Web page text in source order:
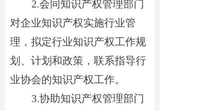
2.会同知识产权管理部门
对企业知识产权实施行业管
理，拟定行业知识产权工作规
划、计划和政策，联系指导行
业协会的知识产权工作。
3.协助知识产权管理部门